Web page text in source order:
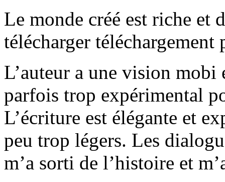
Le monde créé est riche et
télécharger téléchargement
L’auteur a une vision
parfois trop expérimental
L’écriture est élégante et
peu trop légers. Les
m’a sorti de l’histoire et